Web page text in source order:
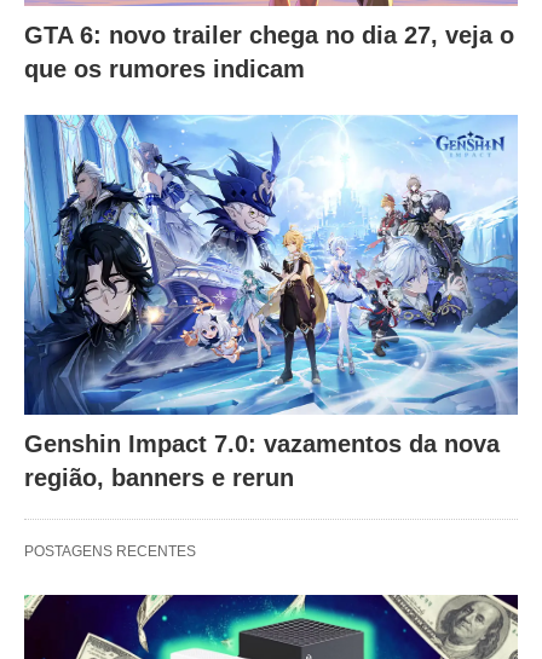
GTA 6: novo trailer chega no dia 27, veja o
que os rumores indicam
Genshin Impact 7.0: vazamentos da nova
região, banners e rerun
POSTAGENS RECENTES